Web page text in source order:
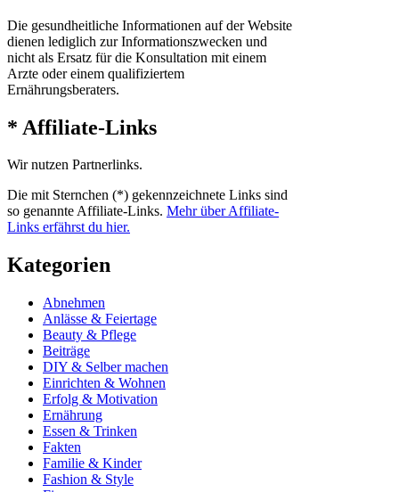
Die gesundheitliche Informationen auf der Website
dienen lediglich zur Informationszwecken und
nicht als Ersatz für die Konsultation mit einem
Arzte oder einem qualifiziertem
Ernährungsberaters.
* Affiliate-Links
Wir nutzen Partnerlinks.
Die mit Sternchen (*) gekennzeichnete Links sind
so genannte Affiliate-Links. Mehr über Affiliate-
Links erfährst du hier.
Kategorien
Abnehmen
Anlässe & Feiertage
Beauty & Pflege
Beiträge
DIY & Selber machen
Einrichten & Wohnen
Erfolg & Motivation
Ernährung
Essen & Trinken
Fakten
Familie & Kinder
Fashion & Style